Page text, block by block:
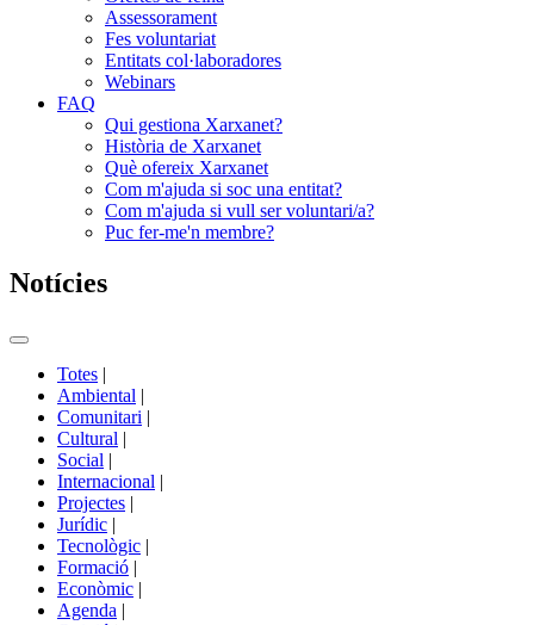
Assessorament
Fes voluntariat
Entitats col·laboradores
Webinars
FAQ
Qui gestiona Xarxanet?
Història de Xarxanet
Què ofereix Xarxanet
Com m'ajuda si soc una entitat?
Com m'ajuda si vull ser voluntari/a?
Puc fer-me'n membre?
Notícies
Commutador
portals
Totes |
Ambiental |
Comunitari |
Cultural |
Social |
Internacional |
Projectes |
Jurídic |
Tecnològic |
Formació |
Econòmic |
Agenda |